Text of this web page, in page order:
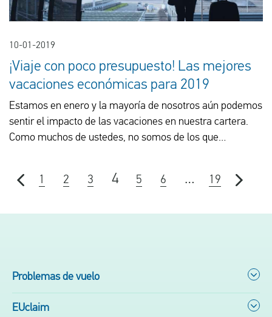
10-01-2019
¡Viaje con poco presupuesto! Las mejores
vacaciones económicas para 2019
Estamos en enero y la mayoría de nosotros aún podemos
sentir el impacto de las vacaciones en nuestra cartera.
Como muchos de ustedes, no somos de los que
esa razón, hemos enumerado cinco destinos para una
emparejado con vuelos y alojamientos baratos ¡para que
1 2 3 4 5 6 … 19
Problemas de vuelo
EUclaim